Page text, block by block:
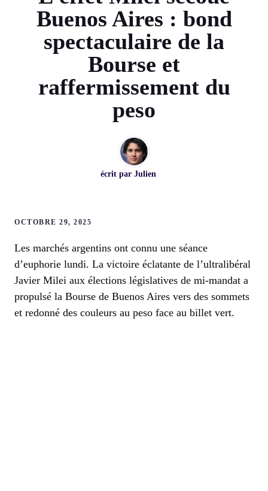
Buenos Aires : bond
spectaculaire de la
Bourse et
raffermissement du
peso
écrit par Julien
OCTOBRE 29, 2025
Les marchés argentins ont connu une séance
d’euphorie lundi. La victoire éclatante de l’ultralibéral
Javier Milei aux élections législatives de mi-mandat a
propulsé la Bourse de Buenos Aires vers des sommets
et redonné des couleurs au peso face au billet vert.